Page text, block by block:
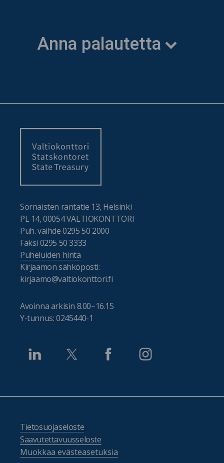
Anna palautetta
Sörnäisten rantatie 13, Helsinki
PL 14, 00054 VALTIOKONTTORI
Puh. vaihde 0295 50 2000
Faksi 0295 50 3333
Puheluiden hinta
Kirjaamon sähköposti:
kirjaamo@valtiokonttori.fi
Avoinna arkisin 8.00–16.15
Y-tunnus: 0245440-1
Tietosuojaseloste
Saavutettavuusseloste
Muokkaa evästeasetuksia